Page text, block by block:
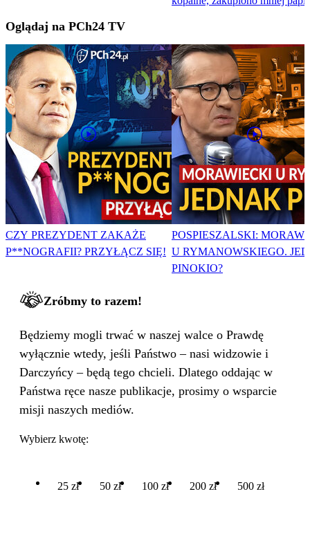
Oglądaj na PCh24 TV
CZY PREZYDENT ZAKAŻE
P**NOGRAFII? PRZYŁĄCZ SIĘ!
POSPIESZALSKI:
U RYMANOWSKIEGO.
PINOKIO?
Zróbmy to razem!
Będziemy mogli trwać w naszej walce o Prawdę
wyłącznie wtedy, jeśli Państwo – nasi widzowie i
Darczyńcy – będą tego chcieli. Dlatego oddając w
Państwa ręce nasze publikacje, prosimy o wsparcie
misji naszych mediów.
Wybierz kwotę:
25 zł 50 zł 100 zł 200 zł 500 zł